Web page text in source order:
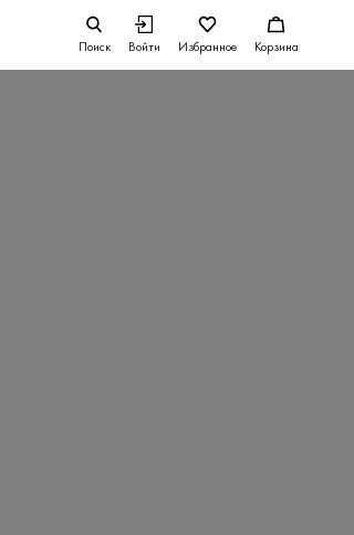
Поиск Войти Избранное Корзина